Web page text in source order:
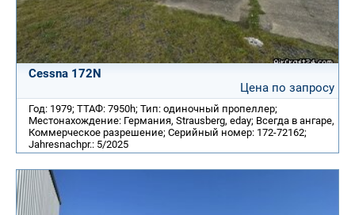
Cessna 172N
Цена по запросу
Год: 1979; ТТАФ: 7950h; Тип: одиночный пропеллер;
Местонахождение: Германия, Strausberg, eday; Всегда в ангаре,
Коммерческое разрешение; Серийный номер: 172-72162;
Jahresnachpr.: 5/2025